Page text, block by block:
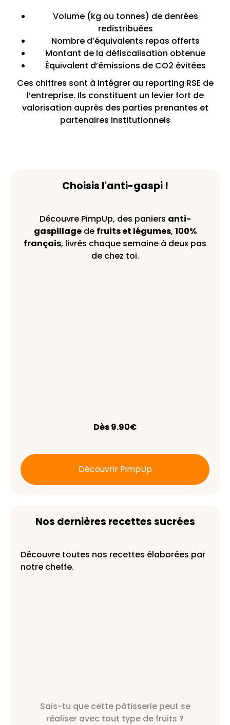
Volume (kg ou tonnes) de denrées
redistribuées
Nombre d’équivalents repas offerts
Montant de la défiscalisation obtenue
Équivalent d’émissions de CO2 évitées
Ces chiffres sont à intégrer au reporting RSE de
l’entreprise. Ils constituent un levier fort de
valorisation auprès des parties prenantes et
partenaires institutionnels
Choisis l'anti-gaspi !
Découvre PimpUp, des paniers anti-
gaspillagede fruits et légumes, 100%
français, livrés chaque semaine à deux pas
de chez toi.
Dès 9.90€
Découvrir PimpUp
Nos dernières recettes sucrées
Découvre toutes nos recettes élaborées par
notre cheffe.
Sais-tu que cette pâtisserie peut se
réaliser avec tout type de fruits ?